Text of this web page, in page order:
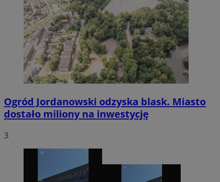
Ogród Jordanowski odzyska blask. Miasto
dostało miliony na inwestycję
3